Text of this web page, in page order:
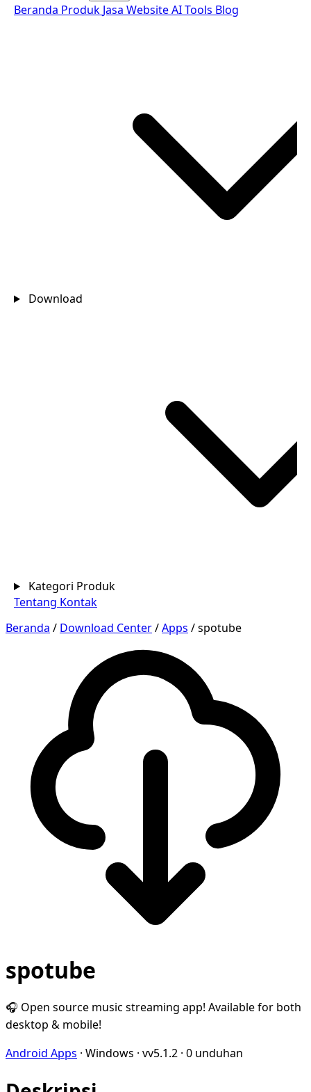
Beranda Produk Jasa WebsiteAI Tools Blog
Download
Kategori Produk
Tentang Kontak
Beranda / Download Center/Apps /spotube
spotube
🎧 Open source music streaming app! Available for both
desktop & mobile!
Android Apps · Windows · vv5.1.2 · 0 unduhan